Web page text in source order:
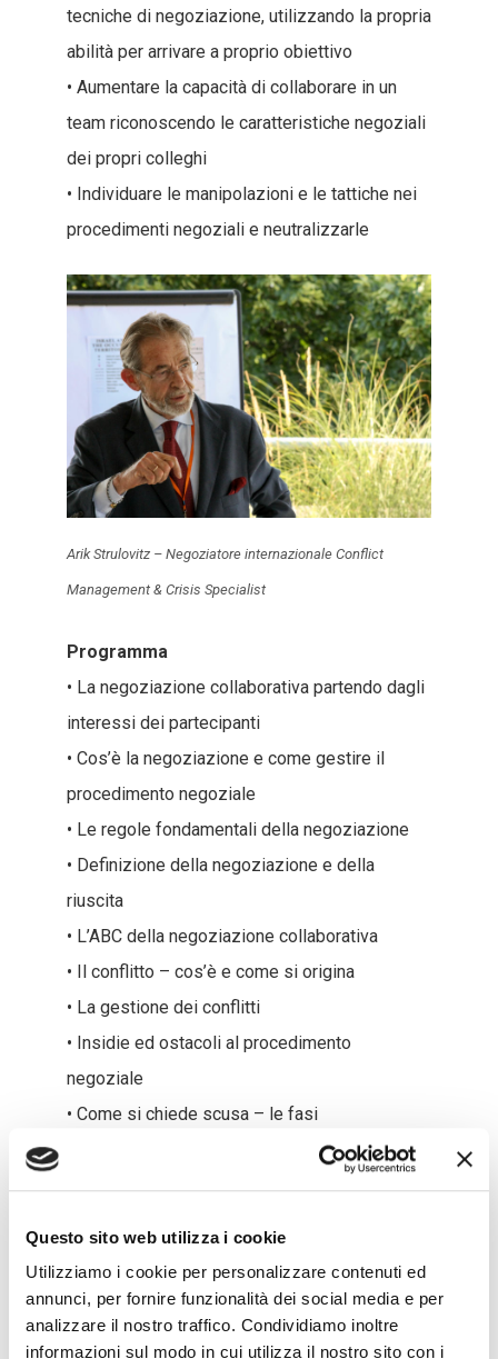
Questo sito web utilizza i cookie
Utilizziamo i cookie per personalizzare contenuti ed
annunci, per fornire funzionalità dei social media e per
analizzare il nostro traffico. Condividiamo inoltre
informazioni sul modo in cui utilizza il nostro sito con i
tecniche di negoziazione, utilizzando la propria
abilità per arrivare a proprio obiettivo
• Aumentare la capacità di collaborare in un
team riconoscendo le caratteristiche negoziali
dei propri colleghi
• Individuare le manipolazioni e le tattiche nei
procedimenti negoziali e neutralizzarle
Arik Strulovitz – Negoziatore internazionale Conflict
Management & Crisis Specialist
Programma
• La negoziazione collaborativa partendo dagli
interessi dei partecipanti
• Cos’è la negoziazione e come gestire il
procedimento negoziale
• Le regole fondamentali della negoziazione
• Definizione della negoziazione e della
riuscita
• L’ABC della negoziazione collaborativa
• Il conflitto – cos’è e come si origina
• La gestione dei conflitti
• Insidie ed ostacoli al procedimento
negoziale
• Come si chiede scusa – le fasi
• Gestione della “negoziazione difficile”
• La negoziazione in situazione di crisi
• Role play
Il corso si terrà in lingua italiana e terminerà